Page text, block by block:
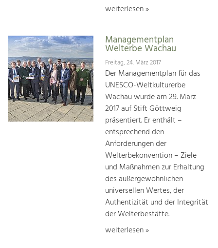
weiterlesen »
Managementplan
Welterbe Wachau
Freitag, 24. März 2017
Der Managementplan für das
UNESCO-Weltkulturerbe
Wachau wurde am 29. März
2017 auf Stift Göttweig
präsentiert. Er enthält –
entsprechend den
Anforderungen der
Welterbekonvention – Ziele
und Maßnahmen zur Erhaltung
des außergewöhnlichen
universellen Wertes, der
Authentizität und der Integrität
der Welterbestätte.
weiterlesen »